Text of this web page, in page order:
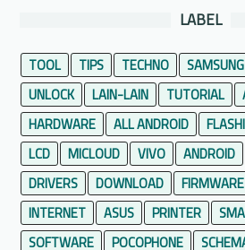
LABEL
TOOL TIPS TECHNO SAMSUNG
UNLOCK
LAIN-LAIN TUTORIAL
HARDWARE
ALL ANDROID
LCD
MICLOUD VIVO ANDROID
DRIVERS
DOWNLOAD FIRMWARE
INTERNET
ASUS PRINTER
SOFTWARE
POCOPHONE